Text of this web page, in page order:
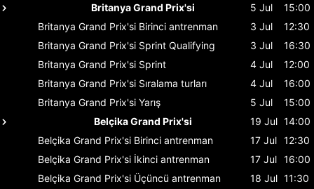
Britanya Grand Prix'si 5 Jul
15:00
Britanya Grand Prix'si Birinci antrenman 3 Jul
12:30
Britanya Grand Prix'si Sprint Qualifying 3 Jul
16:30
Britanya Grand Prix'si Sprint 4 Jul
12:00
Britanya Grand Prix'si Sıralama turları 4 Jul
16:00
Britanya Grand Prix'si Yarış 5 Jul
15:00
Belçika Grand Prix'si
19 Jul 14:00
Belçika Grand Prix'si Birinci antrenman 17 Jul 12:30
Belçika Grand Prix'si İkinci antrenman 17 Jul 16:00
Belçika Grand Prix'si Üçüncü antrenman 18 Jul 11:30